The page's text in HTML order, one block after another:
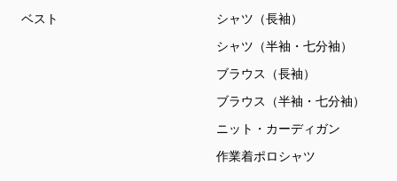
ベスト
シャツ（長袖）
シャツ（半袖・七分袖）
ブラウス（長袖）
ブラウス（半袖・七分袖）
ニット・カーディガン
作業着ポロシャツ